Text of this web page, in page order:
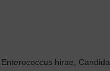
hirae, Candida